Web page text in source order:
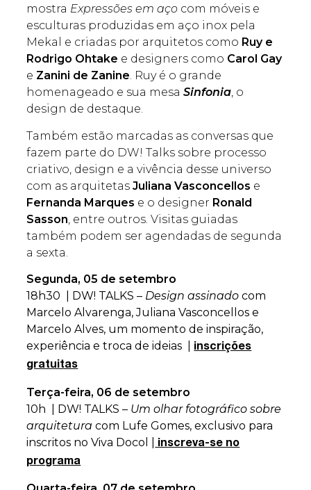
mostra Expressões em aço com móveis e
esculturas produzidas em aço inox pela
Mekal e criadas por arquitetos como Ruy e
Rodrigo Ohtake e designers como Carol Gay
e Zanini de Zanine. Ruy é o grande
homenageado e sua mesaSinfonia, o
design de destaque.
Também estão marcadas as conversas que
fazem parte do DW! Talks sobre processo
criativo, design e a vivência desse universo
com as arquitetas Juliana Vasconcellos e
Fernanda Marques e o designer Ronald
Sasson , entre outros. Visitas guiadas
também podem ser agendadas de segunda
a sexta.
Segunda, 05 de setembro
18h30 | DW! TALKS – Design assinado com
Marcelo Alvarenga, Juliana Vasconcellos e
Marcelo Alves, um momento de inspiração,
experiência e troca de ideias |
inscrições
gratuitas
Terça-feira, 06 de setembro
10h | DW! TALKS – Um olhar fotográfico sobre
arquiteturacom Lufe Gomes, exclusivo para
inscritos no Viva Docol |
inscreva-se no
programa